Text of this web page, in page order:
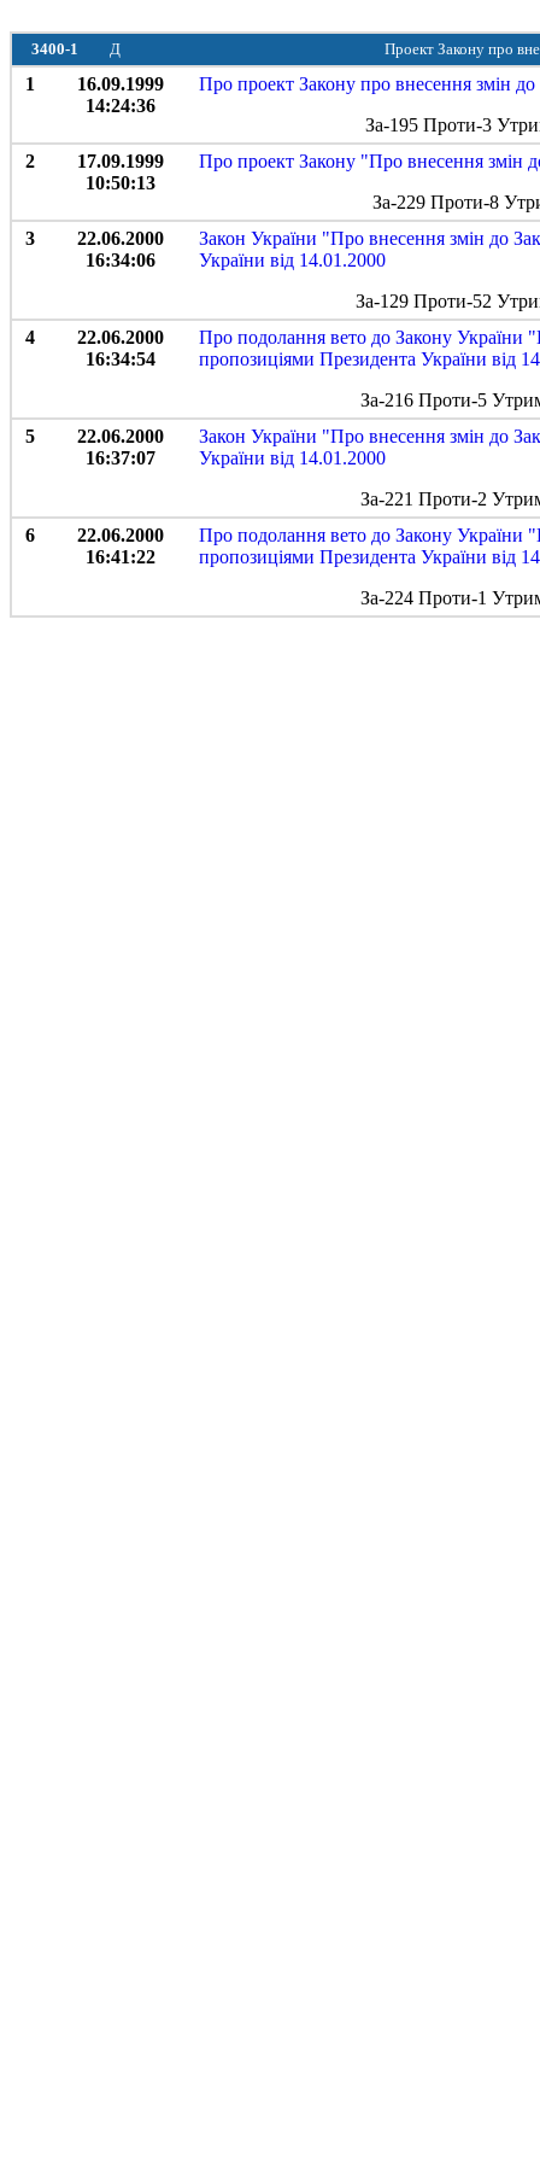
3400-1 Д Проект Закону про
1
16.09.1999
14:24:36
Про проект Закону про внесення змін
За-195 Проти-3
2
17.09.1999
10:50:13
Про проект Закону "Про внесення змін
За-229 Проти-8
3
22.06.2000
16:34:06
Закон України "Про внесення змін до
України від 14.01.2000
За-129 Проти-52
4
22.06.2000
16:34:54
Про подолання вето до Закону України
пропозиціями Президента України від
За-216 Проти-5
5
22.06.2000
16:37:07
Закон України "Про внесення змін до
України від 14.01.2000
За-221 Проти-2
6
22.06.2000
16:41:22
Про подолання вето до Закону України
пропозиціями Президента України від
За-224 Проти-1